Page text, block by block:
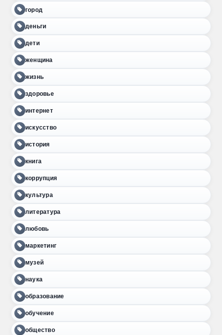
город
деньги
дети
женщина
жизнь
здоровье
интернет
искусство
история
книга
коррупция
культура
литература
любовь
маркетинг
музей
наука
образование
обучение
общество